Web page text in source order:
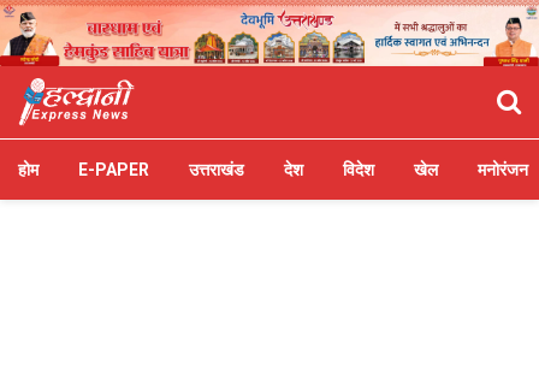
होम E-PAPER उत्तराखंड देश विदेश खेल मनोरंजन